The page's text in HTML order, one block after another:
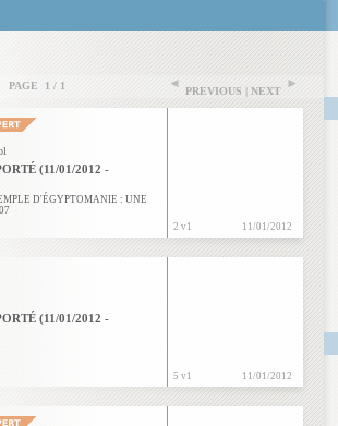
PAGE 1 / 1 PREVIOUS | NEXT
(11/01/2012 -
D'ÉGYPTOMANIE : UNE
2 v1
11/01/2012
(11/01/2012 -
5 v1 11/01/2012